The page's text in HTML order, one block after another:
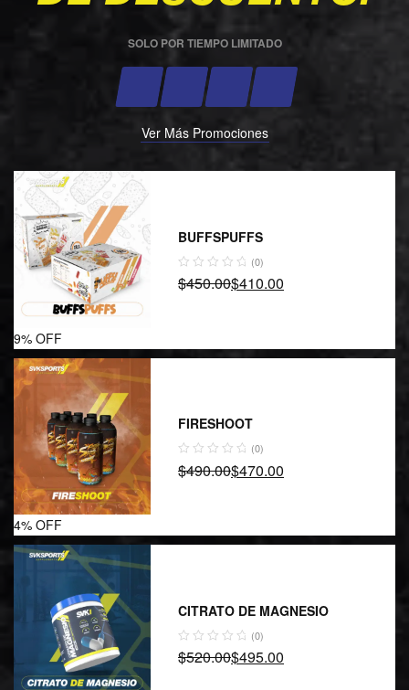
SOLO POR TIEMPO LIMITADO
Ver Más Promociones
9% OFF
BUFFSPUFFS
(0)
$450.00$410.00
4% OFF
FIRESHOOT
(0)
$490.00$470.00
CITRATO DE MAGNESIO
(0)
$520.00$495.00